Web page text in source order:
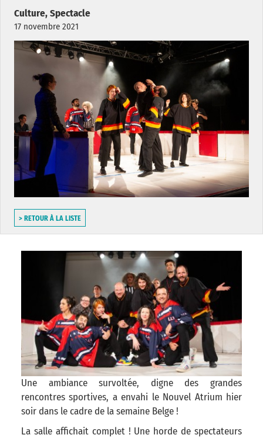
Culture, Spectacle
17 novembre 2021
> RETOUR À LA LISTE
Une ambiance survoltée, digne des grandes
rencontres sportives, a envahi le Nouvel Atrium hier
soir dans le cadre de la semaine Belge !
La salle affichait complet ! Une horde de spectateurs